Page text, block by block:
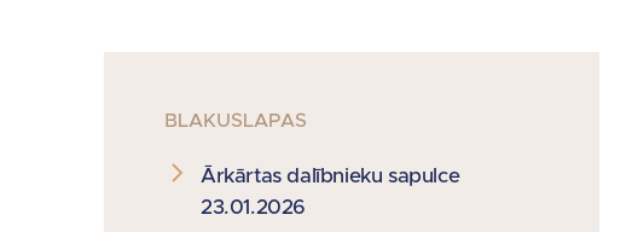
BLAKUSLAPAS
Ārkārtas dalībnieku sapulce
23.01.2026